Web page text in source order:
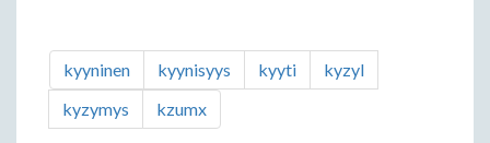
kyyninen kyynisyys kyyti
kyzyl
kyzymys
kzumx